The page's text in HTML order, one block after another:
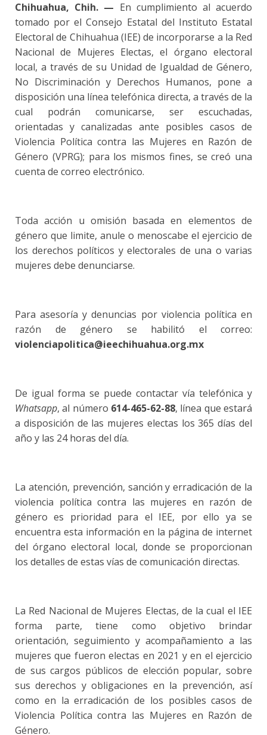
Chihuahua, Chih. — En cumplimiento al acuerdo
tomado por el Consejo Estatal del Instituto Estatal
Electoral de Chihuahua (IEE) de incorporarse a la Red
Nacional de Mujeres Electas, el órgano electoral
local, a través de su Unidad de Igualdad de Género,
No Discriminación y Derechos Humanos, pone a
disposición una línea telefónica directa, a través de la
cual podrán comunicarse, ser escuchadas,
orientadas y canalizadas ante posibles casos de
Violencia Política contra las Mujeres en Razón de
Género (VPRG); para los mismos fines, se creó una
cuenta de correo electrónico.
Toda acción u omisión basada en elementos de
género que limite, anule o menoscabe el ejercicio de
los derechos políticos y electorales de una o varias
mujeres debe denunciarse.
Para asesoría y denuncias por violencia política en
razón de género se habilitó el correo:
violenciapolitica@ieechihuahua.org.mx
De igual forma se puede contactar vía telefónica y
Whatsapp, al número 614-465-62-88, línea que estará
a disposición de las mujeres electas los 365 días del
año y las 24 horas del día.
La atención, prevención, sanción y erradicación de la
violencia política contra las mujeres en razón de
género es prioridad para el IEE, por ello ya se
encuentra esta información en la página de internet
del órgano electoral local, donde se proporcionan
los detalles de estas vías de comunicación directas.
La Red Nacional de Mujeres Electas, de la cual el IEE
forma parte, tiene como objetivo brindar
orientación, seguimiento y acompañamiento a las
mujeres que fueron electas en 2021 y en el ejercicio
de sus cargos públicos de elección popular, sobre
sus derechos y obligaciones en la prevención, así
como en la erradicación de los posibles casos de
Violencia Política contra las Mujeres en Razón de
Género.